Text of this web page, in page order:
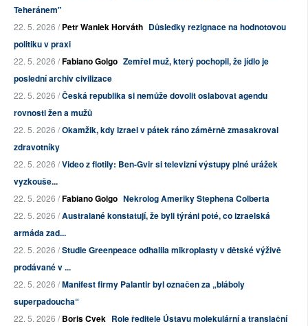
Teheránem"
22. 5. 2026 /Petr Waniek Horváth Důsledky rezignace na hodnotovou
politiku v praxi
22. 5. 2026 /Fabiano Golgo Zemřel muž, který pochopil, že jídlo je
poslední archiv civilizace
22. 5. 2026 /Česká republika si nemůže dovolit oslabovat agendu
rovnosti žen a mužů
22. 5. 2026 /Okamžik, kdy Izrael v pátek ráno záměrně zmasakroval
zdravotníky
22. 5. 2026 /Video z flotily: Ben-Gvir si televizní výstupy plné urážek
vyzkouše...
22. 5. 2026 /Fabiano Golgo Nekrolog Ameriky Stephena Colberta
22. 5. 2026 /Australané konstatují, že byli týráni poté, co izraelská
armáda zad...
22. 5. 2026 /Studie Greenpeace odhalila mikroplasty v dětské výživě
prodávané v ...
22. 5. 2026 /Manifest firmy Palantir byl označen za „bláboly
superpadoucha“
22. 5. 2026 /Boris Cvek Role ředitele Ústavu molekulární a translační